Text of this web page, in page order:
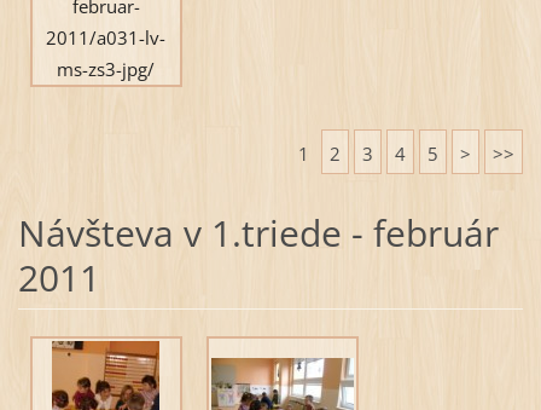
1 2 3 4 5 > >>
Návšteva v 1.triede - február
2011